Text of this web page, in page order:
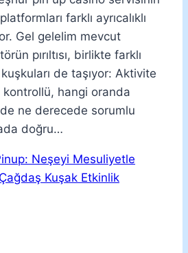
farklı ayrıcalıklı
Gel gelelim mevcut
pırıltısı, birlikte farklı
de taşıyor: Aktivite
hangi oranda
ne derecede sorumlu
doğru…
Neşeyi Mesuliyetle
Kuşak Etkinlik